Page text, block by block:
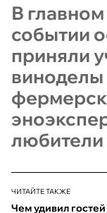
В
событии
приняли
виноделы
любители
ЧИТАЙТЕ ТАКЖЕ
Чем удивил